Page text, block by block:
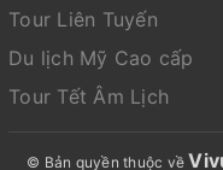
Fanpage: Fb.com/
,
Tour Liên Tuyến
Du lịch Mỹ Cao cấp
Tour Tết Âm Lịch
© Bản quyền thuộc về